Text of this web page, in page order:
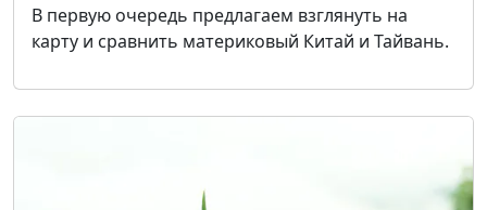
В первую очередь предлагаем взглянуть на
карту и сравнить материковый Китай и Тайвань.